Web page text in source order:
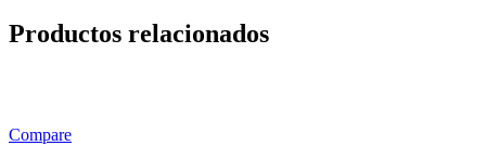
Productos relacionados
Compare